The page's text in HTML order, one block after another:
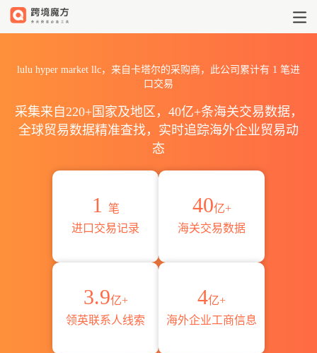
lulu hyper market llc，来自卡塔尔的采购商，此公司累计有 1 笔进
口交易
采集来自220+国家及地区，40亿+条海关交易数据，
全球贸易数据精准查找，实时追踪海外企业贸易动
态
1
笔
进口交易记录
40亿+
海关交易数据
3.9亿+
领英联系人线索
4亿+
海外企业工商信息